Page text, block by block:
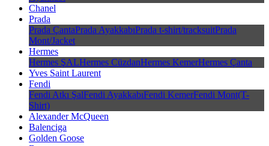
Chanel
Prada
Prada ÇantaPrada AyakkabıPrada t-shirt/tracksuitPrada
Mont/Jacket
Hermes
Hermes ŞALHermes CüzdanHermes KemerHermes Çanta
Yves Saint Laurent
Fendi
Fendi Atkı ŞalFendi AyakkabıFendi KemerFendi Mont(T-
Shirt)
Alexander McQueen
Balenciga
Golden Goose